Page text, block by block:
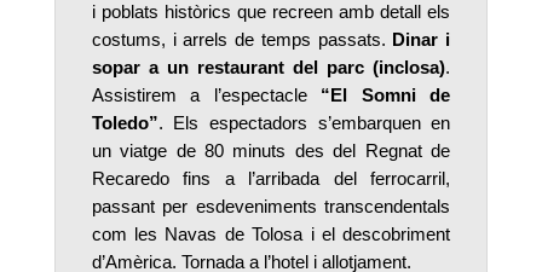
i poblats històrics que recreen amb detall els
costums, i arrels de temps passats. Dinar i
sopar a un restaurant del parc (inclosa).
Assistirem a l’espectacle “El Somni de
Toledo”. Els espectadors s’embarquen en
un viatge de 80 minuts des del Regnat de
Recaredo fins a l’arribada del ferrocarril,
passant per esdeveniments transcendentals
com les Navas de Tolosa i el descobriment
d’Amèrica. Tornada a l’hotel i allotjament.